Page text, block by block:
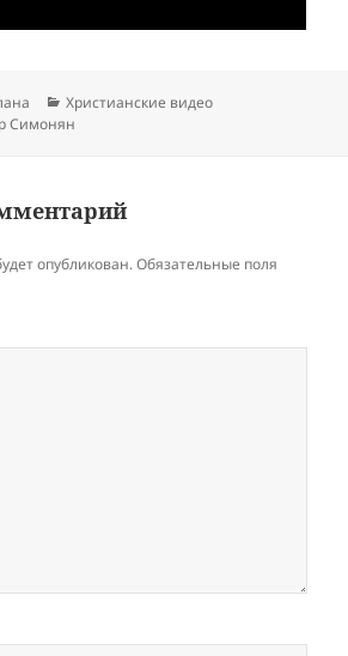
Рубрики
Христианские видео
Симонян
опубликован. Обязательные поля